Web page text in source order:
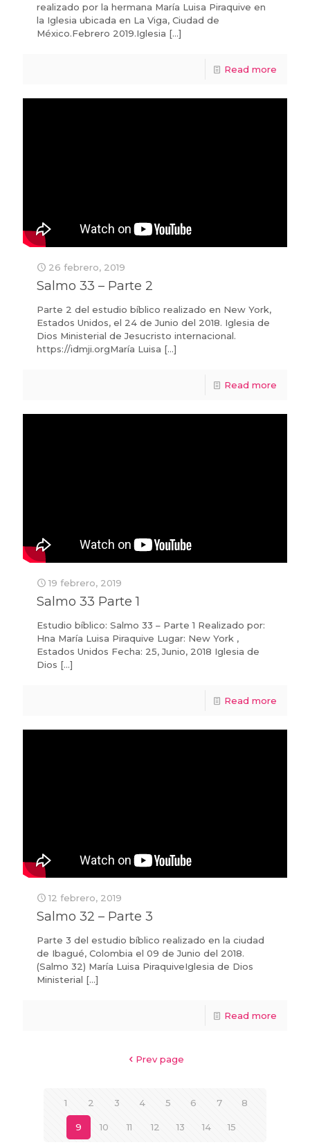
realizado por la hermana María Luisa Piraquive en
la Iglesia ubicada en La Viga, Ciudad de
México.Febrero 2019.Iglesia […]
Read more
26 febrero, 2019
Salmo 33 – Parte 2
Parte 2 del estudio bíblico realizado en New York,
Estados Unidos, el 24 de Junio del 2018. Iglesia de
Dios Ministerial de Jesucristo internacional.
https://idmji.orgMaría Luisa […]
Read more
19 febrero, 2019
Salmo 33 Parte 1
Estudio bíblico: Salmo 33 – Parte 1 Realizado por:
Hna María Luisa Piraquive Lugar: New York ,
Estados Unidos Fecha: 25, Junio, 2018 Iglesia de
Dios […]
Read more
12 febrero, 2019
Salmo 32 – Parte 3
Parte 3 del estudio bíblico realizado en la ciudad
de Ibagué, Colombia el 09 de Junio del 2018.
(Salmo 32) María Luisa PiraquiveIglesia de Dios
Ministerial […]
Read more
Prev page
1 2 3 4 5 6 7 8
9 10 11 12 13 14 15